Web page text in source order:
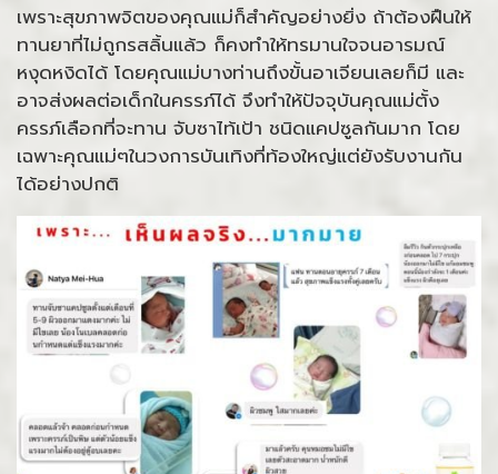
เพราะสุขภาพจิตของคุณแม่ก็สำคัญอย่างยิ่ง ถ้าต้องฝืนให้
ทานยาที่ไม่ถูกรสลิ้นแล้ว ก็คงทำให้ทรมานใจจนอารมณ์
หงุดหงิดได้ โดยคุณแม่บางท่านถึงขั้นอาเจียนเลยก็มี และ
อาจส่งผลต่อเด็กในครรภ์ได้ จึงทำให้ปัจจุบันคุณแม่ตั้ง
ครรภ์เลือกที่จะทาน จับซาไท้เป้า ชนิดแคปซูลกันมาก โดย
เฉพาะคุณแม่ๆในวงการบันเทิงที่ท้องใหญ่แต่ยังรับงานกัน
ได้อย่างปกติ